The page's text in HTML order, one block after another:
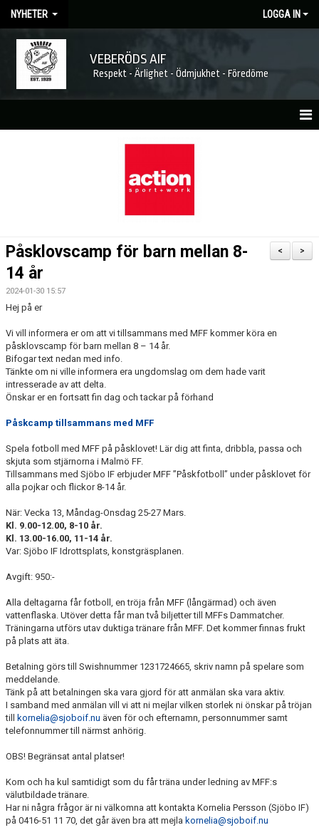
NYHETER LOGGA IN
VEBERÖDS AIF
Respekt - Ärlighet - Ödmjukhet - Föredöme
>
<
Påsklovscamp för barn mellan 8-
14 år
2024-01-30 15:57
Hej på er
Vi vill informera er om att vi tillsammans med MFF kommer köra en
påsklovscamp för barn mellan 8 – 14 år.
Bifogar text nedan med info.
Tänkte om ni ville informera era ungdomslag om dem hade varit
intresserade av att delta.
Önskar er en fortsatt fin dag och tackar på förhand
Påskcamp tillsammans med MFF
Spela fotboll med MFF på påsklovet! Lär dig att finta, dribbla, passa och
skjuta som stjärnorna i Malmö FF.
Tillsammans med Sjöbo IF erbjuder MFF ”Påskfotboll” under påsklovet för
alla pojkar och flickor 8-14 år.
När: Vecka 13, Måndag-Onsdag 25-27 Mars.
Kl. 9.00-12.00, 8-10 år.
Kl. 13.00-16.00, 11-14 år.
Var: Sjöbo IF Idrottsplats, konstgräsplanen.
Avgift: 950:-
Alla deltagarna får fotboll, en tröja från MFF (långärmad) och även
vattenflaska. Utöver detta får man två biljetter till MFFs Dammatcher.
Träningarna utförs utav duktiga tränare från MFF. Det kommer finnas frukt
på plats att äta.
Betalning görs till Swishnummer 1231724665, skriv namn på spelare som
meddelande.
Tänk på att betalningen ska vara gjord för att anmälan ska vara aktiv.
I samband med anmälan vill vi att ni mejlar vilken storlek ni önskar på tröjan
till
kornelia@sjoboif.nu även för och efternamn, personnummer samt
telefonnummer till närmst anhörig.
OBS! Begränsat antal platser!
Kom och ha kul samtidigt som du får träna under ledning av MFF:s
välutbildade tränare.
Har ni några frågor är ni välkomna att kontakta Kornelia Persson (Sjöbo IF)
på 0416-51 11 70, det går även bra att mejla kornelia@sjoboif.nu